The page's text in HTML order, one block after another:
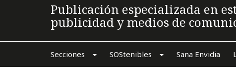
Publicación especializada en
publicidad y medios de
Secciones SOStenibles Sana Envidia